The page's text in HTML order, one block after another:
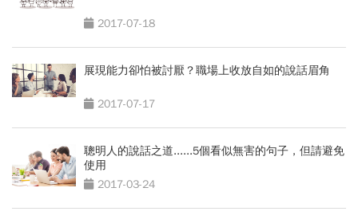
2017-07-18
展現能力卻怕被討厭？職場上收放自如的說話眉角
2017-07-17
聰明人的說話之道......5個看似無害的句子，但請避免
使用
2017-03-24